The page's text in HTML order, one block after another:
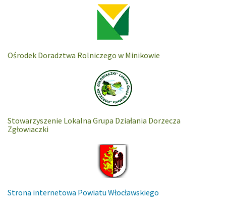
Ośrodek Doradztwa Rolniczego w Minikowie
Stowarzyszenie Lokalna Grupa Działania Dorzecza
Zgłowiaczki
Strona internetowa Powiatu Włocławskiego